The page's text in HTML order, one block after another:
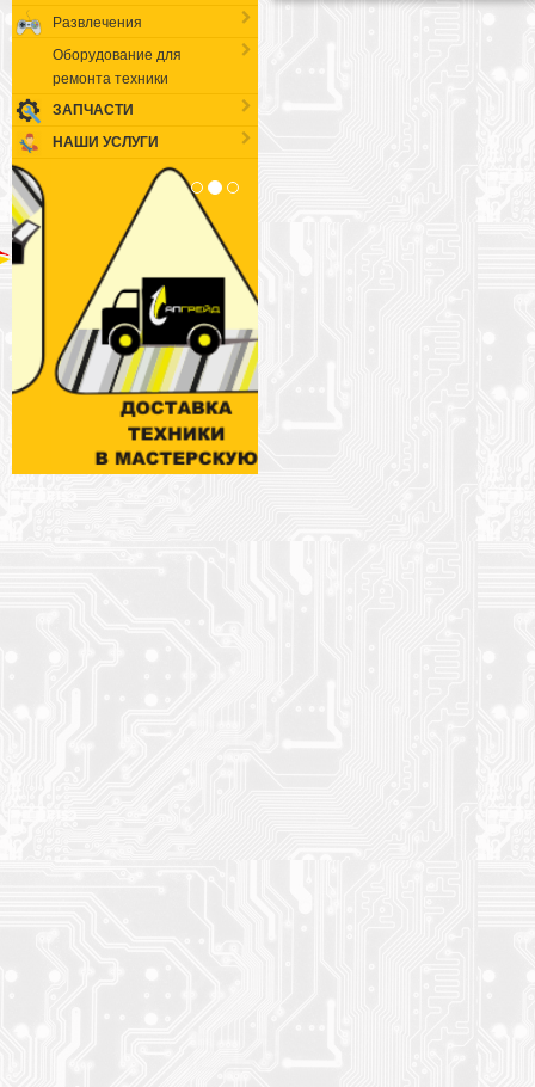
Развлечения
Оборудование для
ремонта техники
ЗАПЧАСТИ
НАШИ УСЛУГИ